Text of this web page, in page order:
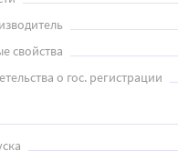
и аденоме
и
боль в простате
для снижения
воспалительных
Перед применением
свойства
о гос. регистрации